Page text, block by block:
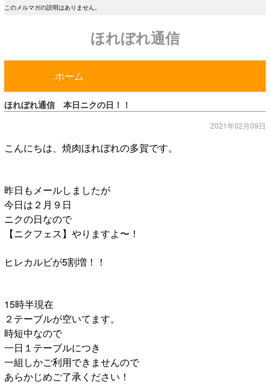
このメルマガの説明はありません。
ほれぼれ通信
ホーム
ほれぼれ通信 本日ニクの日！！
2021年02月09日
こんにちは、焼肉ほれぼれの多賀です。
昨日もメールしましたが
今日は２月９日
ニクの日なので
【ニクフェス】やりますよ〜！
ヒレカルビが5割増！！
15時半現在
２テーブルが空いてます。
時短中なので
一日１テーブルにつき
一組しかご利用できませんので
あらかじめご了承ください！